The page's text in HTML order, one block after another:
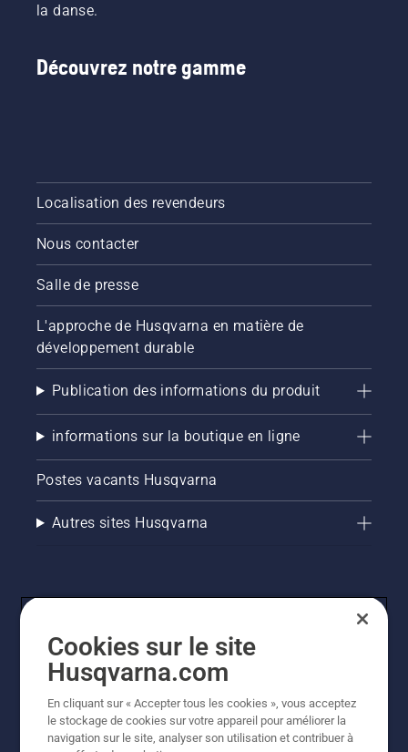
la danse.
Découvrez notre gamme
Localisation des revendeurs
Nous contacter
Salle de presse
L'approche de Husqvarna en matière de
développement durable
Publication des informations du produit
informations sur la boutique en ligne
Postes vacants Husqvarna
Autres sites Husqvarna
© Husqvarna AB (publ). Tous droits réservés. Les prix
indiqués sont des prix de vente conseillés. Tous les prix
Cookies sur le site
Husqvarna.com
En cliquant sur « Accepter tous les cookies », vous acceptez
le stockage de cookies sur votre appareil pour améliorer la
navigation sur le site, analyser son utilisation et contribuer à